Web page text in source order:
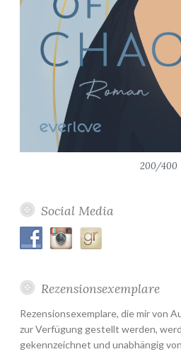
200/400
Social Media
Rezensionsexemplare
Rezensionsexemplare, die mir von
zur Verfügung gestellt werden,
gekennzeichnet und unabhängig